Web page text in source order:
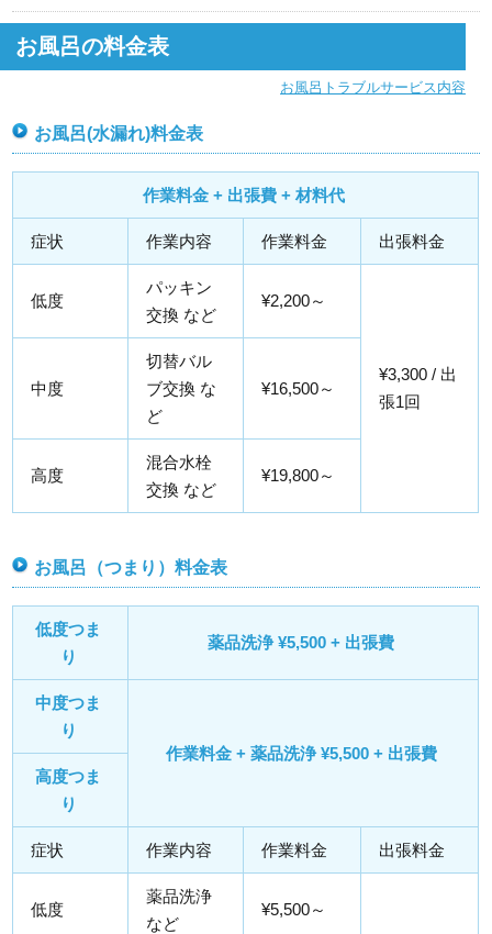
お風呂の料金表
お風呂トラブルサービス内容
お風呂(水漏れ)料金表
作業料金 + 出張費 + 材料代
症状 作業内容 作業料金 出張料金
低度
パッキン
交換 など
¥2,200～
¥3,300 / 出
張1回
中度
切替バル
ブ交換 な
ど
¥16,500～
高度
混合水栓
交換 など
¥19,800～
お風呂（つまり）料金表
低度つま
り
薬品洗浄 ¥5,500 + 出張費
中度つま
り
作業料金 + 薬品洗浄 ¥5,500 + 出張費
高度つま
り
症状 作業内容 作業料金 出張料金
低度
薬品洗浄
など
¥5,500～